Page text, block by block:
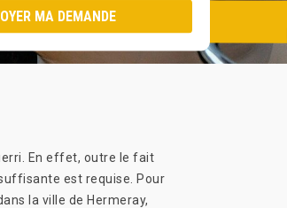
En effet, outre le fait
est requise. Pour
la ville de Hermeray,